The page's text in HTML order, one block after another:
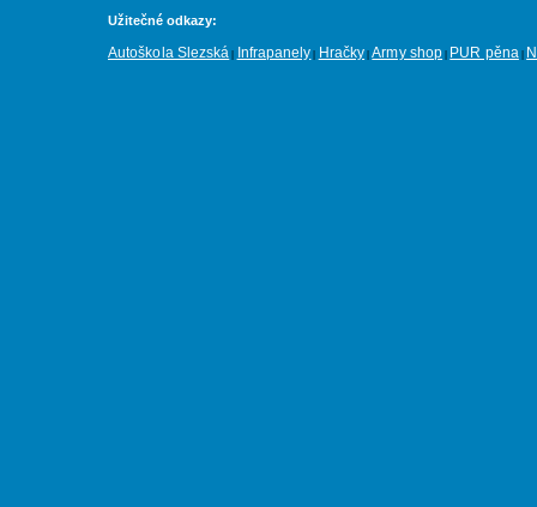
Užitečné odkazy:
Autoškola Slezská Infrapanely Hračky |Army shop PUR pěna|